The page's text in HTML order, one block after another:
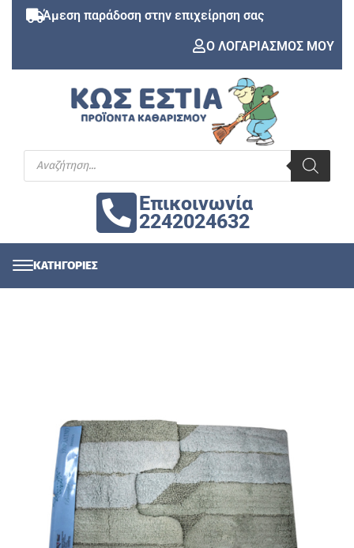
Άμεση παράδοση στην επιχείρηση σας
Ο ΛΟΓΑΡΙΑΣΜΟΣ ΜΟΥ
Επικοινωνία
2242024632